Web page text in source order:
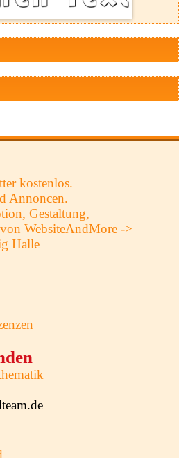
kostenlos.
Annoncen.
Gestaltung,
WebsiteAndMore ->
Halle